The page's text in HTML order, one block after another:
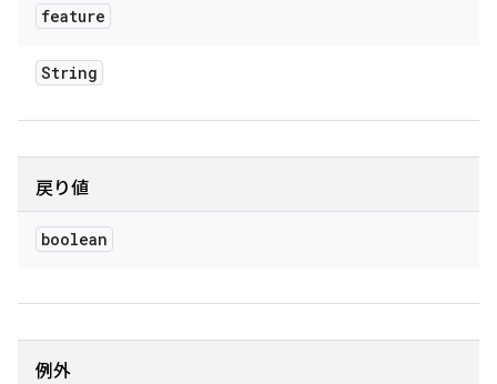
feature
String
戻り値
boolean
例外